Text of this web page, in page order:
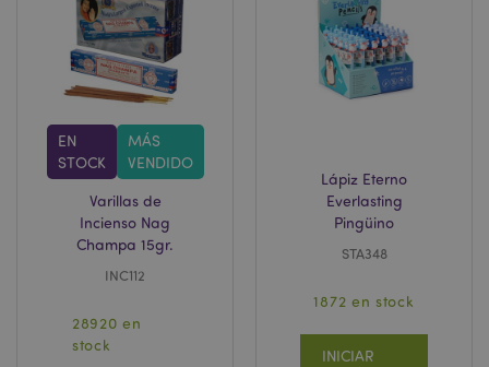
EN
STOCK
MÁS
VENDIDO
Varillas de
Incienso Nag
Champa 15gr.
INC112
28920 en
stock
Lápiz Eterno
Everlasting
Pingüino
STA348
1872 en stock
INICIAR